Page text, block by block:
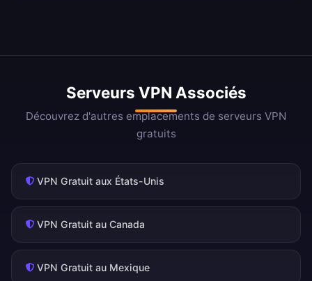
Serveurs VPN Associés
Découvrez d'autres emplacements de serveurs VPN
gratuits
VPN Gratuit aux États-Unis
VPN Gratuit au Canada
VPN Gratuit au Mexique